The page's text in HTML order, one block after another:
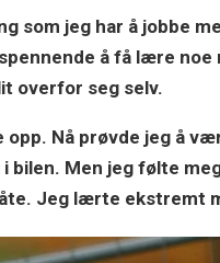
som jeg har å jobbe
å få lære
overfor seg selv.
Nå prøvde jeg å
Men jeg følte
Jeg lærte ekstremt